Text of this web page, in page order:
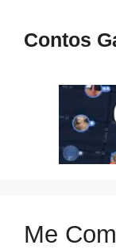
paraContos
Me